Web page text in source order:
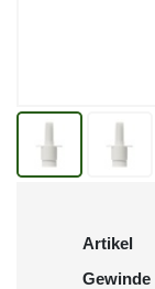
Artikel
Gewinde